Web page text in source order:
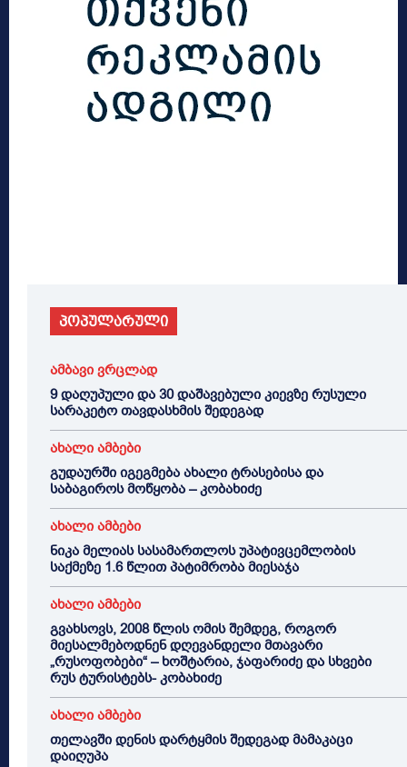
პოპულარული
ამბავი ვრცლად
9 დაღუპული და 30 დაშავებული კიევზე რუსული
სარაკეტო თავდასხმის შედეგად
ახალი ამბები
გუდაურში იგეგმება ახალი ტრასებისა და
საბაგიროს მოწყობა – კობახიძე
ახალი ამბები
ნიკა მელიას სასამართლოს უპატივცემლობის
საქმეზე 1.6 წლით პატიმრობა მიესაჯა
ახალი ამბები
გვახსოვს, 2008 წლის ომის შემდეგ, როგორ
მიესალმებოდნენ დღევანდელი მთავარი
„რუსოფობები“ – ხოშტარია, ჯაფარიძე და სხვები
რუს ტურისტებს- კობახიძე
ახალი ამბები
თელავში დენის დარტყმის შედეგად მამაკაცი
დაიღუპა